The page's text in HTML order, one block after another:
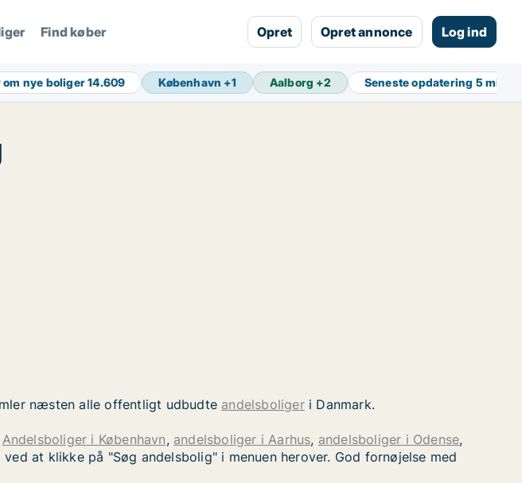
Find køber Opret Opret annonce Log ind
nye boliger14.609 København +1 Aalborg +2 Seneste opdatering 5 min
næsten alle offentligt udbudte andelsboligeri Danmark.
Andelsboliger i København, andelsboliger i Aarhus, andelsboliger i Odense,
at klikke på "Søg andelsbolig" i menuen herover. God fornøjelse med